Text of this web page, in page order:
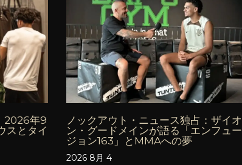
2026年9
スとタイ
ノックアウト・ニュース独占：ザイオ
ン・グードメインが語る「エンフュー
ジョン163」とMMAへの夢
2026 8月 4